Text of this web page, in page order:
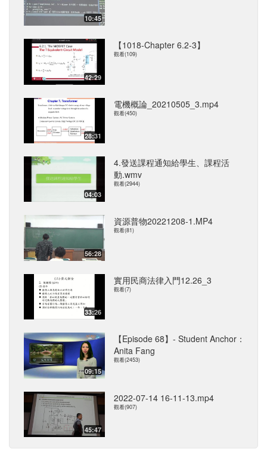
10:45
42:29
【1018-Chapter 6.2-3】
觀看(109)
28:31
電機概論_20210505_3.mp4
觀看(450)
04:03
4.發送課程通知給學生、課程活
動.wmv
觀看(2944)
56:28
資源普物20221208-1.MP4
觀看(81)
33:26
實用民商法律入門12.26_3
觀看(7)
09:15
【Episode 68】- Student Anchor：
Anita Fang
觀看(2453)
45:47
2022-07-14 16-11-13.mp4
觀看(907)